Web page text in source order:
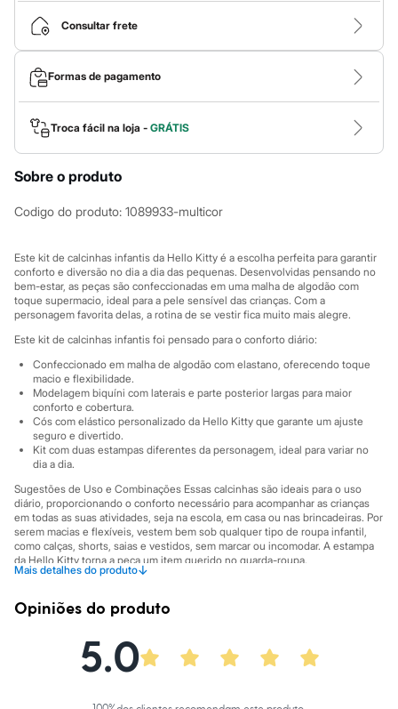
Vestidos
Acessórios
Bolsas
Bonés e Chapéus
Bijoux
Cintos
Óculos
Relógios
Calçados
Botas
Chinelos
Rasteirinhas
Sandálias
Sapatilhas
Marcas
City
Clock House
Mindset
Sawary
Yessica
Moda esportiva
Acessórios
Blusas
Calçados
Leggings
Shorts e Bermudas
Tops
Moda íntima
Cintas e Modeladores
Meias
Pijamas
Sutiãs e Tops
Moda praia
Biquínis
Saídas de praia
Personagens
Blusas e Camisetas
Consultar frete
Formas de pagamento
Troca fácil na loja - GRÁTIS
Sobre o produto
Codigo do produto: 1089933-multicor
Este kit de calcinhas infantis da Hello Kitty é a escolha perfeita para garantir
conforto e diversão no dia a dia das pequenas. Desenvolvidas pensando no
bem-estar, as peças são confeccionadas em uma malha de algodão com
toque supermacio, ideal para a pele sensível das crianças. Com a
personagem favorita delas, a rotina de se vestir fica muito mais alegre.
Este kit de calcinhas infantis foi pensado para o conforto diário:
Confeccionado em malha de algodão com elastano, oferecendo toque
macio e flexibilidade.
Modelagem biquíni com laterais e parte posterior largas para maior
conforto e cobertura.
Cós com elástico personalizado da Hello Kitty que garante um ajuste
seguro e divertido.
Kit com duas estampas diferentes da personagem, ideal para variar no
dia a dia.
Sugestões de Uso e Combinações Essas calcinhas são ideais para o uso
diário, proporcionando o conforto necessário para acompanhar as crianças
em todas as suas atividades, seja na escola, em casa ou nas brincadeiras. Por
serem macias e flexíveis, vestem bem sob qualquer tipo de roupa infantil,
como calças, shorts, saias e vestidos, sem marcar ou incomodar. A estampa
da Hello Kitty torna a peça um item querido no guarda-roupa.
Mais detalhes do produto↓
Informacoes gerais:
Tipo de produto
Kit
Cor: Rosa
Marcas
C&A
Opiniões do produto
5.0